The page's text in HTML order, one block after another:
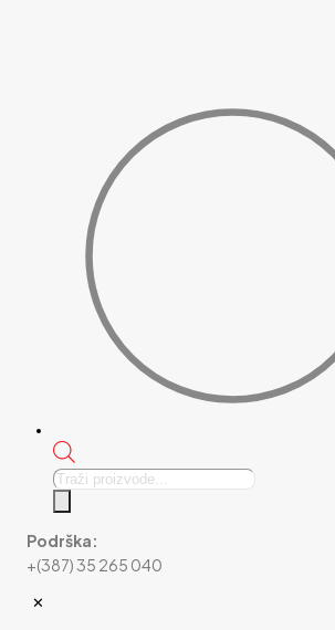
Products
Podrška:
+(387) 35 265 040
✕